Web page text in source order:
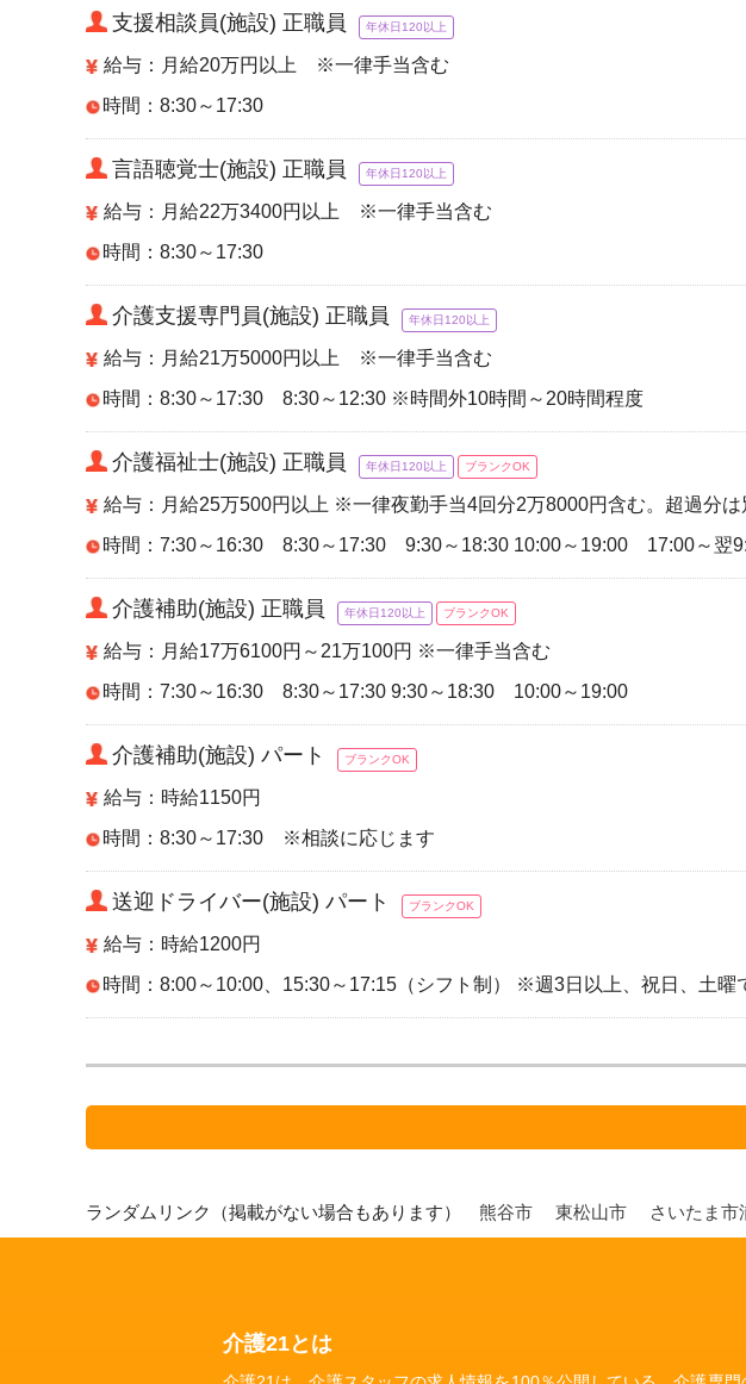
支援相談員(施設) 正職員 年休日120以上
給与：月給20万円以上 ※一律手当含む
時間：8:30～17:30
言語聴覚士(施設) 正職員 年休日120以上
給与：月給22万3400円以上 ※一律手当含む
時間：8:30～17:30
介護支援専門員(施設) 正職員 年休日120以上
給与：月給21万5000円以上 ※一律手当含む
時間：8:30～17:30 8:30～12:30 ※時間外10時間～20時間程度
介護福祉士(施設) 正職員 年休日120以上 ブランクOK
給与：月給25万500円以上 ※一律夜勤手当4回分2万8000円含む。超過分
時間：7:30～16:30 8:30～17:30 9:30～18:30 10:00～19:00 17:00～翌
介護補助(施設) 正職員 年休日120以上 ブランクOK
給与：月給17万6100円～21万100円 ※一律手当含む
時間：7:30～16:30 8:30～17:30 9:30～18:30 10:00～19:00
介護補助(施設) パート ブランクOK
給与：時給1150円
時間：8:30～17:30 ※相談に応じます
送迎ドライバー(施設) パート ブランクOK
給与：時給1200円
時間：8:00～10:00、15:30～17:15（シフト制） ※週3日以上、祝日、土曜
ランダムリンク（掲載がない場合もあります） 熊谷市 東松山市 さいたま市
介護21とは